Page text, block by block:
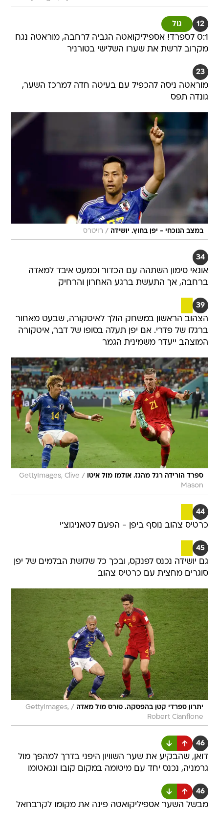
12 גול
0:1 לספרד! אספיליקואטה הגביה לרחבה, מוראטה נגח
מקרוב לרשת את שערו השלישי בטורניר
23
מוראטה ניסה להכפיל עם בעיטה חדה למרכז השער,
גונדה תפס
במצב הנוכחי - יפן בחוץ. יושידה / רויטרס
34
אונאי סימון השתהה עם הכדור וכמעט איבד למאדה
ברחבה, אך התעשת ברגע האחרון והרחיק
39
הצהוב הראשון במשחק הולך לאיטקורה, שבעט מאחור
ברגלו של פדרי. אם יפן תעלה בסופו של דבר, איטקורה
המוצהב ייעדר משמינית הגמר
ספרד הורידה רגל מהגז. אולמו מול איטו /
GettyImages, Clive
Mason
44
כרטיס צהוב נוסף ביפן - הפעם לטאניגוצ'י
45
גם יושידה נכנס לפנקס, ובכך כל שלושת הבלמים של יפן
סוגרים מחצית עם כרטיס צהוב
יתרון ספרדי קטן בהפסקה. טורס מול מאדה /
GettyImages,
Robert Cianflone
46
דואן, שהבקיע את שער השוויון היפני בדרך למהפך מול
גרמניה, נכנס יחד עם מיטומה במקום קובו ונגאטומו
46
מבשל השער אספיליקואטה פינה את מקומו לקרבחאל